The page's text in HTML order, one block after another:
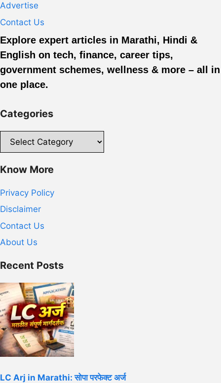
Advertise
Contact Us
Explore expert articles in Marathi, Hindi &
English on tech, finance, career tips,
government schemes, wellness & more – all in
one place.
Categories
Categories
Know More
Privacy Policy
Disclaimer
Contact Us
About Us
Recent Posts
LC Arj in Marathi: सोपा परफेक्ट अर्ज